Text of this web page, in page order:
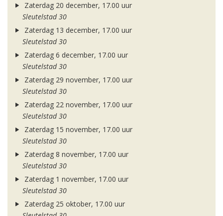
Zaterdag 20 december, 17.00 uur
Sleutelstad 30
Zaterdag 13 december, 17.00 uur
Sleutelstad 30
Zaterdag 6 december, 17.00 uur
Sleutelstad 30
Zaterdag 29 november, 17.00 uur
Sleutelstad 30
Zaterdag 22 november, 17.00 uur
Sleutelstad 30
Zaterdag 15 november, 17.00 uur
Sleutelstad 30
Zaterdag 8 november, 17.00 uur
Sleutelstad 30
Zaterdag 1 november, 17.00 uur
Sleutelstad 30
Zaterdag 25 oktober, 17.00 uur